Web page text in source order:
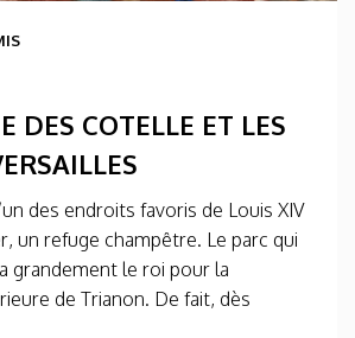
DES COTELLE ET LES
des endroits favoris de Louis XIV
un refuge champêtre. Le parc qui
grandement le roi pour la
de Trianon. De fait, dès